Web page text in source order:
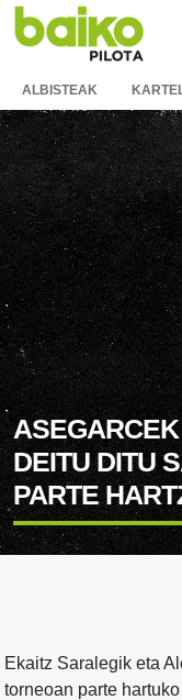
ALBISTEAK
DEITU DITU
PARTE
Ekaitz Saralegik eta
torneoan parte